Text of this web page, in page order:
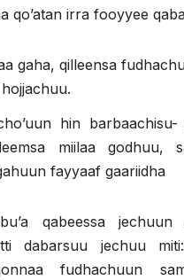
qo’atan irra fooyyee
gaha, qilleensa
hin
miilaa godhuu,
fayyaaf gaariidha
qabeessa jechuun
dabarsuu jechuu
fudhachuun